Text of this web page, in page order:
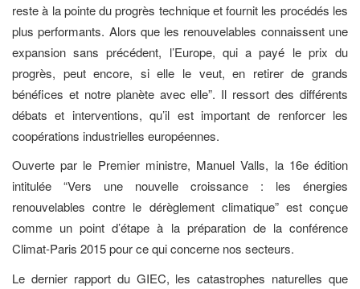
reste à la pointe du progrès technique et fournit les procédés les
plus performants. Alors que les renouvelables connaissent une
expansion sans précédent, l’Europe, qui a payé le prix du
progrès, peut encore, si elle le veut, en retirer de grands
bénéfices et notre planète avec elle”. Il ressort des différents
débats et interventions, qu’il est important de renforcer les
coopérations industrielles européennes.
Ouverte par le Premier ministre, Manuel Valls, la 16e édition
intitulée “Vers une nouvelle croissance : les énergies
renouvelables contre le dérèglement climatique” est conçue
comme un point d’étape à la préparation de la conférence
Climat-Paris 2015 pour ce qui concerne nos secteurs.
Le dernier rapport du GIEC, les catastrophes naturelles que